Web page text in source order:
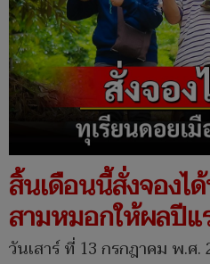
สิ้นเดือนนี้สั่งจองไ
สามหมอกให้ผลปี
วันเสาร์ ที่ 13 กรกฎาคม พ.ศ.